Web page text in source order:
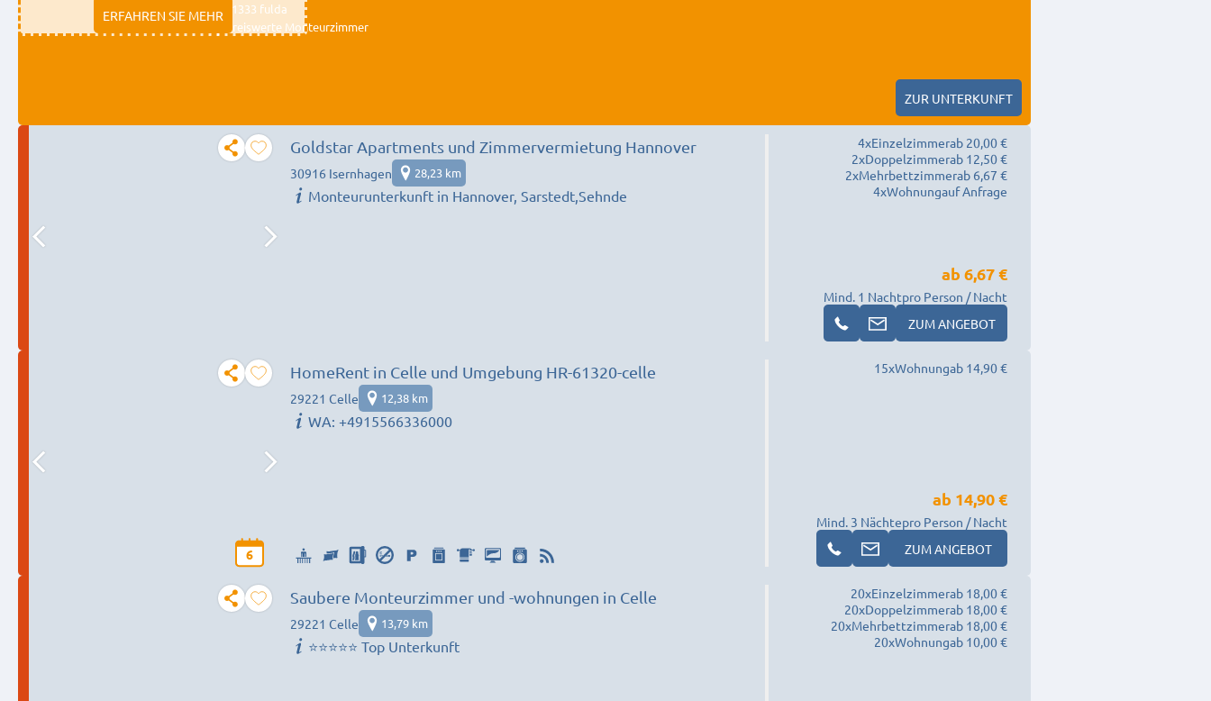
ERFAHREN SIE MEHR
11333 fulda
Preiswerte Monteurzimmer
ZUR UNTERKUNFT
Goldstar Apartments und Zimmervermietung Hannover
30916 Isernhagen 28,23 km
Monteurunterkunft in Hannover, Sarstedt,Sehnde
4xEinzelzimmerab 20,00 €
2xDoppelzimmerab 12,50 €
2xMehrbettzimmerab 6,67 €
4xWohnungauf Anfrage
Mind. 1 Nacht
ab 6,67 €
pro Person / Nacht
ZUM ANGEBOT
6
HomeRent in Celle und Umgebung HR-61320-celle
29221 Celle 12,38 km
WA: +4915566336000
15xWohnungab 14,90 €
Mind. 3 Nächte
ab 14,90 €
pro Person / Nacht
ZUM ANGEBOT
Saubere Monteurzimmer und -wohnungen in Celle
29221 Celle 13,79 km
⭐⭐⭐⭐⭐ Top Unterkunft
20xEinzelzimmerab 18,00 €
20xDoppelzimmerab 18,00 €
20xMehrbettzimmerab 18,00 €
20xWohnungab 10,00 €